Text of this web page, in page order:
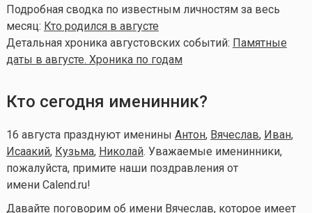
Подробная сводка по известным личностям за весь
месяц: Кто родился в августе
Детальная хроника августовских событий: Памятные
даты в августе. Хроника по годам
Кто сегодня именинник?
16 августа празднуют именины Антон, Вячеслав, Иван,
Исаакий, Кузьма, Николай. Уважаемые именинники,
пожалуйста, примите наши поздравления от
имени Calend.ru!
Давайте поговорим об имени Вячеслав, которое имеет